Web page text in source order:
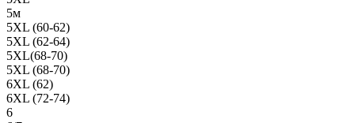
5м
5XL (60-62)
5XL (62-64)
5XL(68-70)
5XL (68-70)
6XL (62)
6XL (72-74)
6